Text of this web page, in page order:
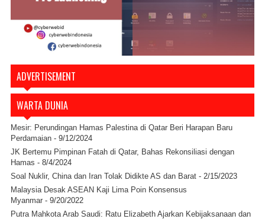
ADVERTISEMENT
WARTA DUNIA
Mesir: Perundingan Hamas Palestina di Qatar Beri Harapan Baru
Perdamaian - 9/12/2024
JK Bertemu Pimpinan Fatah di Qatar, Bahas Rekonsiliasi dengan
Hamas - 8/4/2024
Soal Nuklir, China dan Iran Tolak Didikte AS dan Barat - 2/15/2023
Malaysia Desak ASEAN Kaji Lima Poin Konsensus
Myanmar - 9/20/2022
Putra Mahkota Arab Saudi: Ratu Elizabeth Ajarkan Kebijaksanaan dan